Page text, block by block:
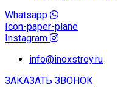
Whatsapp
Icon-paper-plane
Instagram
info@inoxstroy.ru
ЗАКАЗАТЬ ЗВОНОК